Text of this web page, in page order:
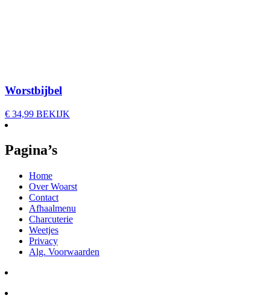
Worstbijbel
€ 34,99 BEKIJK
Pagina’s
Home
Over Woarst
Contact
Afhaalmenu
Charcuterie
Weetjes
Privacy
Alg. Voorwaarden